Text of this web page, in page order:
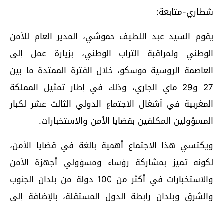
شطاري-متابعة:
يقوم السيد عبد اللطيف حموشي، المدير العام للأمن
الوطني ولمراقبة التراب الوطني، بزيارة عمل إلى
العاصمة الروسية موسكو، خلال الفترة الممتدة ما بين
27 و29 ماي الجاري، وذلك في إطار تمثيل المملكة
المغربية في أشغال الاجتماع الدولي الثالث عشر لكبار
المسؤولين المكلفين بقضايا الأمن والاستخبارات.
ويكتسي هذا الاجتماع أهمية بالغة في قضايا الأمن،
لكونه تميز بمشاركة رؤساء ومسؤولي أجهزة الأمن
والاستخبارات في أكثر من 100 دولة من بلدان الجنوب
والشرق وبلدان رابطة الدول المستقلة، بالإضافة إلى